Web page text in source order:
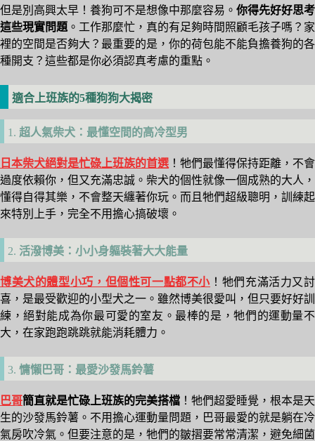
但是別高興太早！養狗可不是想像中那麼容易。 你得先好好思考
這些現實問題 。工作那麼忙，真的有足夠時間照顧毛孩子嗎？家
裡的空間是否夠大？最重要的是，你的荷包能不能負擔養狗的各
種開支？這些都是你必須認真考慮的重點。
適合上班族的5種狗狗大揭密
1. 超人氣柴犬：最懂空間的高冷型男
日本柴犬絕對是忙碌上班族的首選 ！牠們最懂得保持距離，不會
過度依賴你，但又充滿忠誠。柴犬的個性就像一個成熟的大人，
懂得自得其樂，不會整天纏著你玩。而且牠們超級聰明，訓練起
來特別上手，完全不用擔心搞破壞。
2. 活潑博美：小小身軀裝著大大能量
博美犬的體型小巧，但個性可一點都不小 ！牠們充滿活力又討
喜，是最受歡迎的小型犬之一。雖然博美很愛叫，但只要好好訓
練，絕對能成為你最可愛的室友。最棒的是，牠們的運動量不
大，在家跑跑跳跳就能消耗體力。
3. 慵懶巴哥：最愛沙發馬鈴薯
巴哥簡直就是忙碌上班族的完美搭檔 ！牠們超愛睡覺，根本是天
生的沙發馬鈴薯。不用擔心運動量問題，巴哥最愛的就是躺在冷
氣房吹冷氣。但要注意的是，牠們的皺摺要常常清潔，避免細菌